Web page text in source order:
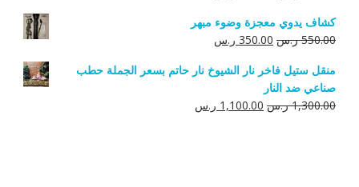
هو:
680.00 ر.س.
هو:
500.00 ر.س.
كشاف يدوي معجزة وضوء مبهر
550.00 ر.س السعر
هو:
550.00 ر.س.
350.00 ر.سالسعر
هو:
منقل ستيل فاخر نار الشيوخ نار حاتم بسعر الجملة حطب
صناعي ضد النار
1,300.00 ر.س السعر
1,100.00 ر.سالسعر